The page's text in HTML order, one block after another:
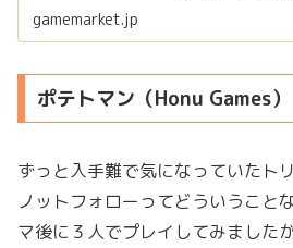
gamemarket.jp
ポテトマン（Honu Games）
ずっと入手難で気になっていたト
ノットフォローってどういうこと
マ後に３人でプレイしてみました